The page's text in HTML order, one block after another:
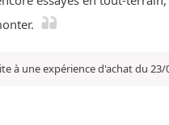
à une expérience d'achat du 23/